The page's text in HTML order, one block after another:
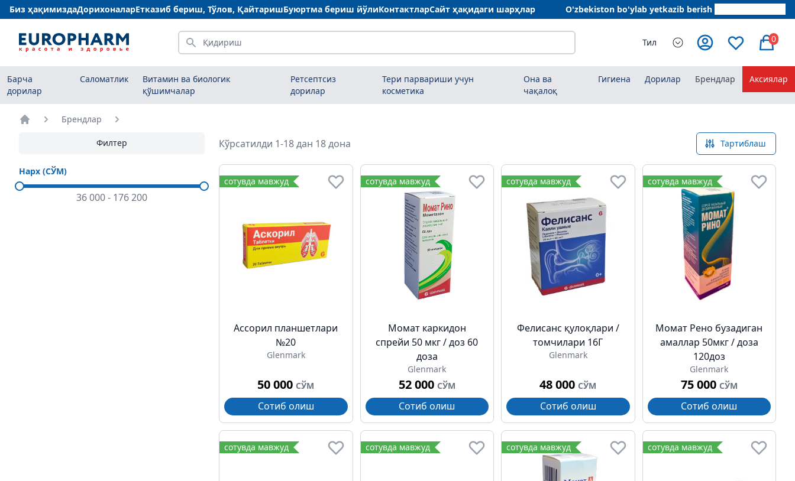
Биз ҳақимиздаДорихоналарЕтказиб бериш, Тўлов, ҚайтаришБуюртма бериш йўлиКонтактларСайт ҳақидаги шарҳлар O'zbekiston bo'ylab yetkazib berish
Қидириш Тил 0
Барча
дорилар
Саломатлик
Витамин ва биологик
қўшимчалар
Ретсептсиз
дорилар
Тери парвариши учун
косметика
Она ва
чақалоқ
Гигиена Дорилар Брендлар Аксиялар
Брендлар
Филтер
Нарх (СЎМ)
36 000- 176 200
Кўрсатилди 1-18 дан 18 дона Тартиблаш
сотувда мавжуд
Асcорил планшетлари
№20
Glenmark
50 000 СЎМ
Сотиб олиш
сотувда мавжуд
Момат каркидон
спрейи 50 мкг / доз 60
доза
Glenmark
52 000 СЎМ
Сотиб олиш
сотувда мавжуд
Фелисанс қулоқлари /
томчилари 16Г
Glenmark
48 000 СЎМ
Сотиб олиш
сотувда мавжуд
Момат Рено бузадиган
амаллар 50мкг / доза
120доз
Glenmark
75 000 СЎМ
Сотиб олиш
сотувда мавжуд сотувда мавжуд сотувда мавжуд сотувда мавжуд